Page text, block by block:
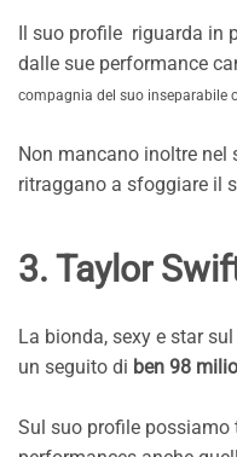
Il suo profile riguarda in
dalle sue performance
compagnia del suo inseparabile
Non mancano inoltre nel
ritraggano a sfoggiare il
3. Taylor
La bionda, sexy e star
un seguito di ben 98
Sul suo profile possiamo